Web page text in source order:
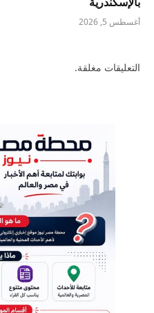
أغسطس 5, 2026
التعليقات مغلقة.